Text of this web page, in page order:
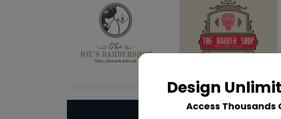
Design
Access Thousands